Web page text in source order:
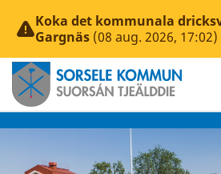
Koka det kommunala
Gargnäs (08 aug. 2026, 17:02)